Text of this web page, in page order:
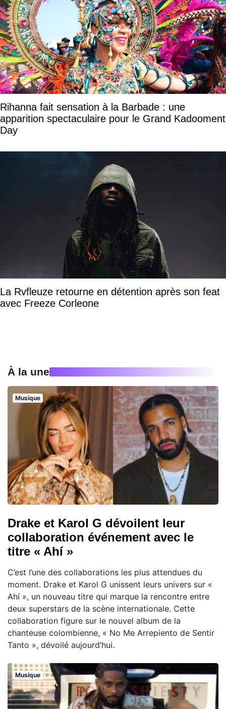
Rihanna fait sensation à la Barbade : une
apparition spectaculaire pour le Grand Kadooment
Day
La Rvfleuze retourne en détention après son feat
avec Freeze Corleone
À la une
Musique
Drake et Karol G dévoilent leur
collaboration événement avec le
titre « Ahí »
C’est l’une des collaborations les plus attendues du
moment. Drake et Karol G unissent leurs univers sur «
Ahí », un nouveau titre qui marque la rencontre entre
deux superstars de la scène internationale. Cette
collaboration figure sur le nouvel album de la
chanteuse colombienne, « No Me Arrepiento de Sentir
Tanto », dévoilé aujourd’hui.
Musique